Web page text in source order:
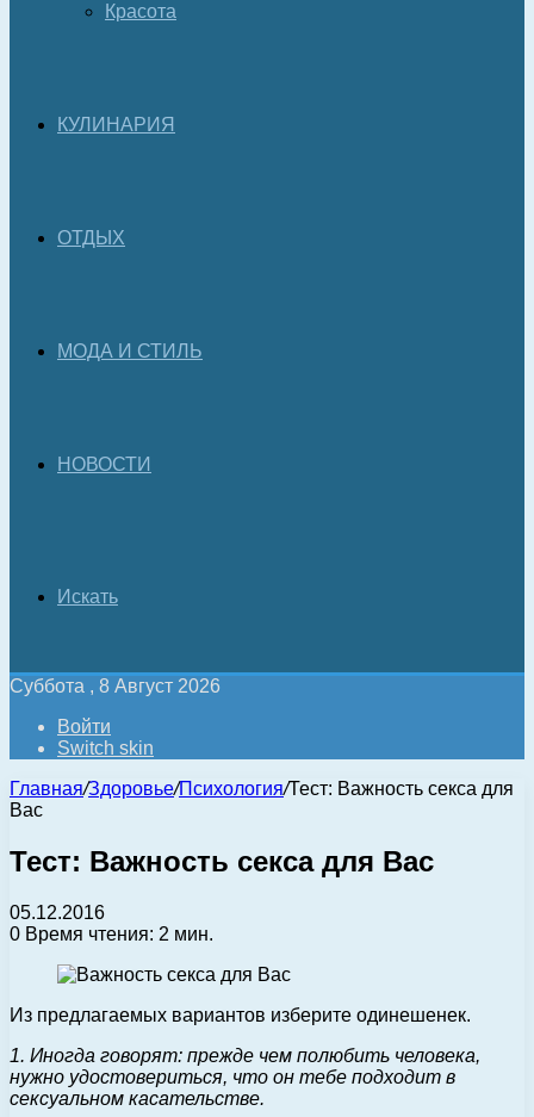
Красота
КУЛИНАРИЯ
ОТДЫХ
МОДА И СТИЛЬ
НОВОСТИ
Искать
Суббота , 8 Август 2026
Войти
Switch skin
Главная/Здоровье/Психология/Тест: Важность секса для
Вас
Тест: Важность секса для Вас
05.12.2016
0 Время чтения: 2 мин.
Из предлагаемых вариантов изберите одинешенек.
1. Иногда говорят: прежде чем полюбить человека,
нужно удостовериться, что он тебе подходит в
сексуальном касательстве.